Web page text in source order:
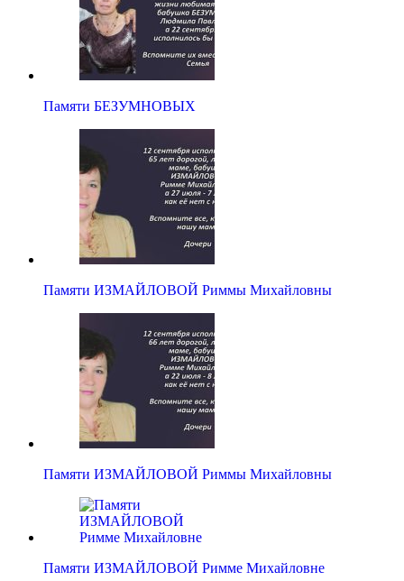
Памяти БЕЗУМНОВЫХ
Памяти ИЗМАЙЛОВОЙ Риммы Михайловны
Памяти ИЗМАЙЛОВОЙ Риммы Михайловны
Памяти ИЗМАЙЛОВОЙ Римме Михайловне